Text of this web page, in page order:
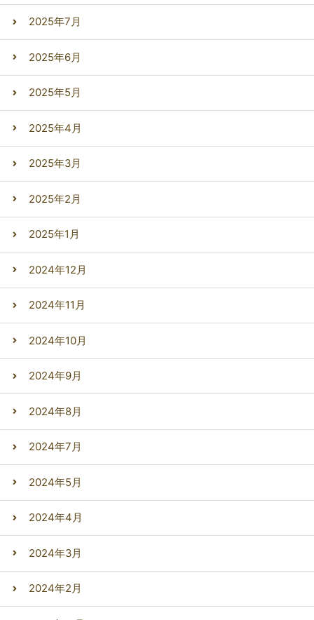
2025年7月
2025年6月
2025年5月
2025年4月
2025年3月
2025年2月
2025年1月
2024年12月
2024年11月
2024年10月
2024年9月
2024年8月
2024年7月
2024年5月
2024年4月
2024年3月
2024年2月